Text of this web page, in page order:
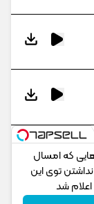
که امسال
توی این
اعلام شد